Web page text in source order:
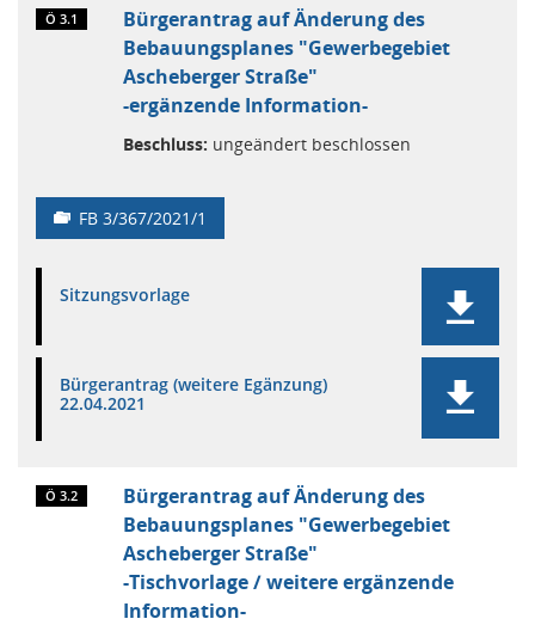
Ö 3.1
Bürgerantrag auf Änderung des
Bebauungsplanes "Gewerbegebiet
Ascheberger Straße"
-ergänzende Information-
Beschluss: ungeändert beschlossen
FB 3/367/2021/1
Sitzungsvorlage
Bürgerantrag (weitere Egänzung)
22.04.2021
Ö 3.2
Bürgerantrag auf Änderung des
Bebauungsplanes "Gewerbegebiet
Ascheberger Straße"
-Tischvorlage / weitere ergänzende
Information-